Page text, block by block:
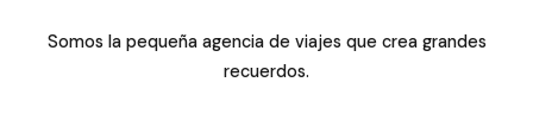
Somos la pequeña agencia de viajes que crea grandes
recuerdos.